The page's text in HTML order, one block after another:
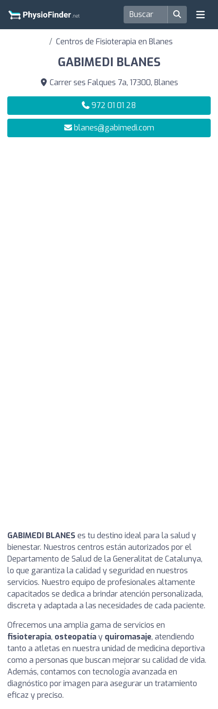
Centros de Fisioterapia en Blanes
GABIMEDI BLANES
Carrer ses Falques 7a, 17300, Blanes
972 01 01 28
blanes@gabimedi.com
GABIMEDI BLANES es tu destino ideal para la salud y
bienestar. Nuestros centros están autorizados por el
Departamento de Salud de la Generalitat de Catalunya,
lo que garantiza la calidad y seguridad en nuestros
servicios. Nuestro equipo de profesionales altamente
capacitados se dedica a brindar atención personalizada,
discreta y adaptada a las necesidades de cada paciente.
Ofrecemos una amplia gama de servicios en
fisioterapia, osteopatíay quiromasaje, atendiendo
tanto a atletas en nuestra unidad de medicina deportiva
como a personas que buscan mejorar su calidad de vida.
Además, contamos con tecnología avanzada en
diagnóstico por imagen para asegurar un tratamiento
eficaz y preciso.